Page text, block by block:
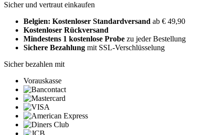
Sicher und vertraut einkaufen
Belgien: Kostenloser Standardversand ab € 49,90
Kostenloser Rückversand
Mindestens 1 kostenlose Probe zu jeder Bestellung
Sichere Bezahlung mit SSL-Verschlüsselung
Sicher bezahlen mit
Vorauskasse